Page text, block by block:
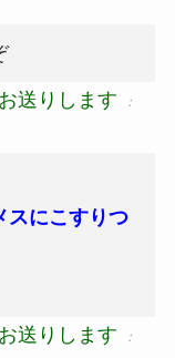
送りします ：
スにこすりつ
送りします ：